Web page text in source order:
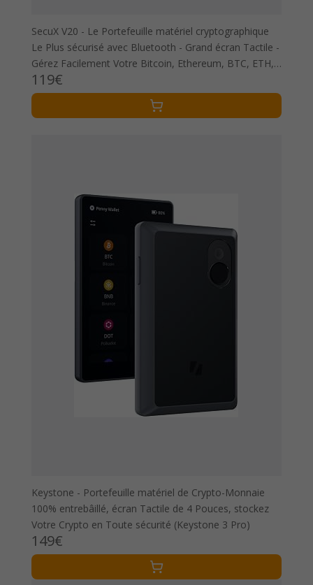
SecuX V20 - Le Portefeuille matériel cryptographique
Le Plus sécurisé avec Bluetooth - Grand écran Tactile -
Gérez Facilement Votre Bitcoin, Ethereum, BTC, ETH,
LTC, Dash, BNB, XLM et Plus
119€
Keystone - Portefeuille matériel de Crypto-Monnaie
100% entrebâillé, écran Tactile de 4 Pouces, stockez
Votre Crypto en Toute sécurité (Keystone 3 Pro)
149€